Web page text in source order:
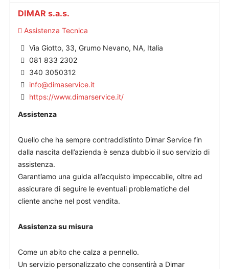
DIMAR s.a.s.
Assistenza Tecnica
Via Giotto, 33, Grumo Nevano, NA, Italia
081 833 2302
340 3050312
info@dimaservice.it
https://www.dimarservice.it/
Assistenza
Quello che ha sempre contraddistinto Dimar Service fin
dalla nascita dell’azienda è senza dubbio il suo servizio di
assistenza.
Garantiamo una guida all’acquisto impeccabile, oltre ad
assicurare di seguire le eventuali problematiche del
cliente anche nel post vendita.
Assistenza su misura
Come un abito che calza a pennello.
Un servizio personalizzato che consentirà a Dimar